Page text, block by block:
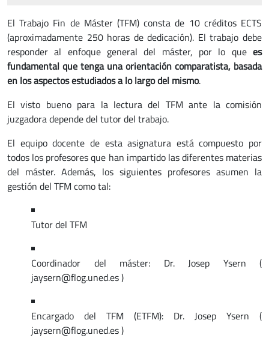
El Trabajo Fin de Máster (TFM) consta de 10 créditos ECTS
(aproximadamente 250 horas de dedicación). El trabajo debe
responder al enfoque general del máster, por lo que es
fundamental que tenga una orientación comparatista, basada
en los aspectos estudiados a lo largo del mismo.
El visto bueno para la lectura del TFM ante la comisión
juzgadora depende del tutor del trabajo.
El equipo docente de esta asignatura está compuesto por
todos los profesores que han impartido las diferentes materias
del máster. Además, los siguientes profesores asumen la
gestión del TFM como tal:
Tutor del TFM
Coordinador del máster: Dr. Josep Ysern (
jaysern@flog.uned.es )
Encargado del TFM (ETFM): Dr. Josep Ysern (
jaysern@flog.uned.es )